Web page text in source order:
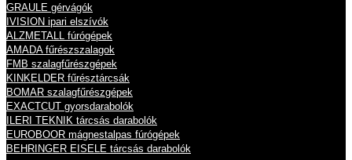
GRAULE gérvágók
IVISION ipari elszívók
ALZMETALL fúrógépek
AMADA fűrészszalagok
FMB szalagfűrészgépek
KINKELDER fűrésztárcsák
BOMAR szalagfűrészgépek
EXACTCUT gyorsdarabolók
ILERI TEKNIK tárcsás darabolók
EUROBOOR mágnestalpas fúrógépek
BEHRINGER EISELE tárcsás darabolók